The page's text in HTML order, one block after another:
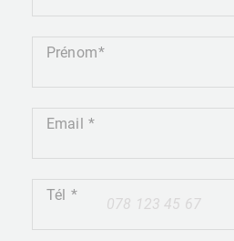
Prénom
Email
+41
Tél